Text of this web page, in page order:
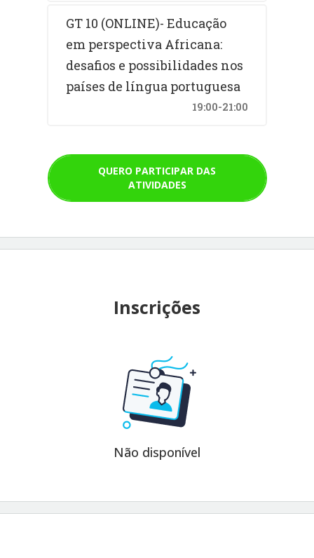
GT 10 (ONLINE)- Educação
em perspectiva Africana:
desafios e possibilidades nos
países de língua portuguesa
19:00-21:00
QUERO PARTICIPAR DAS
ATIVIDADES
Inscrições
Não disponível